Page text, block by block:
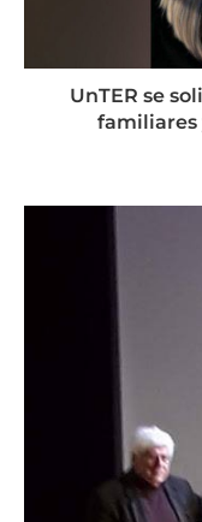
UnTER se
familiares